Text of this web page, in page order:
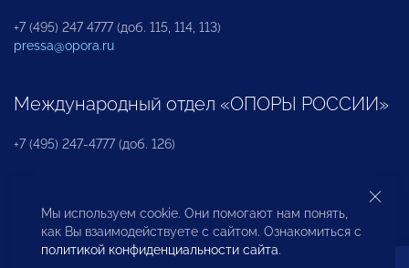
+7 (495) 247 4777 (доб. 115, 114, 113)
pressa@opora.ru
Международный отдел «ОПОРЫ РОССИИ»
+7 (495) 247-4777 (доб. 126)
Бюро по защите прав предпринимателей и
инвесторов
Мы используем cookie. Они помогают нам понять,
как Вы взаимодействуете с сайтом. Ознакомиться с
политикой конфиденциальности сайта.